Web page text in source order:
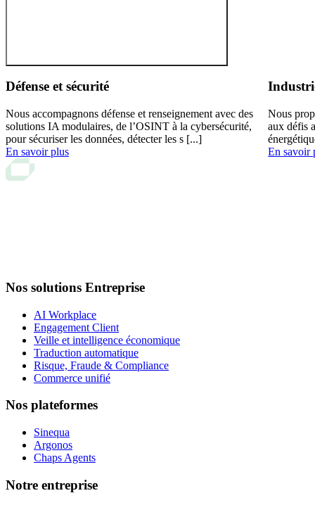
Défense et sécurité
Nous accompagnons défense et renseignement avec des
solutions IA modulaires, de l’OSINT à la cybersécurité,
pour sécuriser les données, détecter les s [...]
En savoir plus
Nous
aux défis
En savoir
Nos solutions Entreprise
AI Workplace
Engagement Client
Veille et intelligence économique
Traduction automatique
Risque, Fraude & Compliance
Commerce unifié
Nos plateformes
Sinequa
Argonos
Chaps Agents
Notre entreprise